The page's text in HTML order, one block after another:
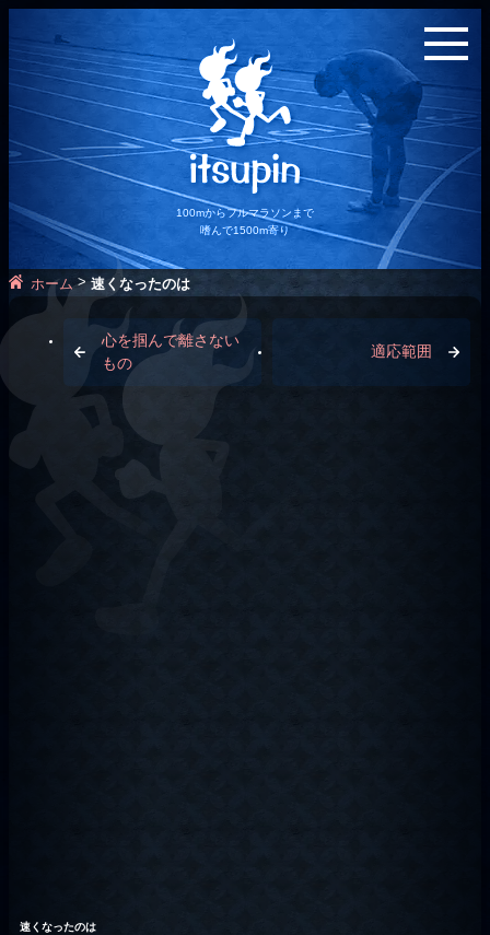
100mからフルマラソンまで
嗜んで1500m寄り
ホーム>速くなったのは
心を掴んで離さない
もの
適応範囲
速くなったのは